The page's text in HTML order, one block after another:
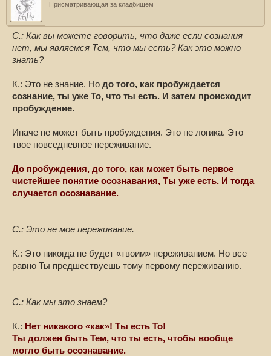
Присматривающая за кладбищем
С.: Как вы можете говорить, что даже если сознания
нет, мы являемся Тем, что мы есть? Как это можно
знать?
К.: Это не знание. Но до того, как пробуждается
сознание, ты уже То, что ты есть. И затем происходит
пробуждение.
Иначе не может быть пробуждения. Это не логика. Это
твое повседневное переживание.
До пробуждения, до того, как может быть первое
чистейшее понятие осознавания, Ты уже есть. И тогда
случается осознавание.
С.: Это не мое переживание.
К.: Это никогда не будет «твоим» переживанием. Но все
равно Ты предшествуешь тому первому переживанию.
С.: Как мы это знаем?
К.: Нет никакого «как»! Ты есть То!
Ты должен быть Тем, что ты есть, чтобы вообще
могло быть осознавание.